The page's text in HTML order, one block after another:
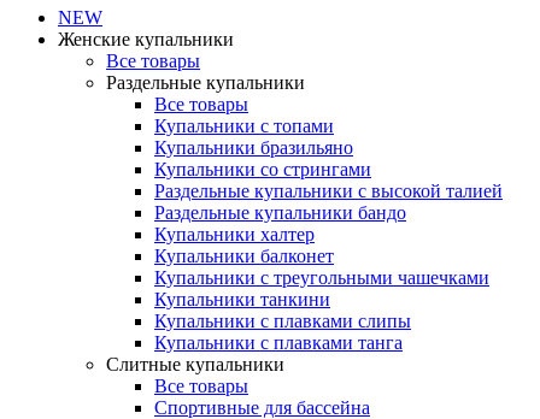
NEW
Женские купальники
Все товары
Раздельные купальники
Все товары
Купальники с топами
Купальники бразильяно
Купальники со стрингами
Раздельные купальники с высокой талией
Раздельные купальники бандо
Купальники халтер
Купальники балконет
Купальники с треугольными чашечками
Купальники танкини
Купальники с плавками слипы
Купальники с плавками танга
Слитные купальники
Все товары
Спортивные для бассейна